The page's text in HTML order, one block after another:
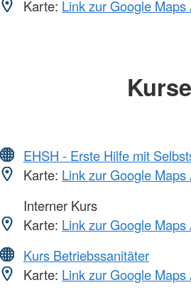
Karte: Link zur Google Maps
Kurse
EHSH - Erste Hilfe mit
Karte: Link zur Google Maps
Interner Kurs
Karte: Link zur Google Maps
Kurs Betriebssanitäter
Karte: Link zur Google Maps